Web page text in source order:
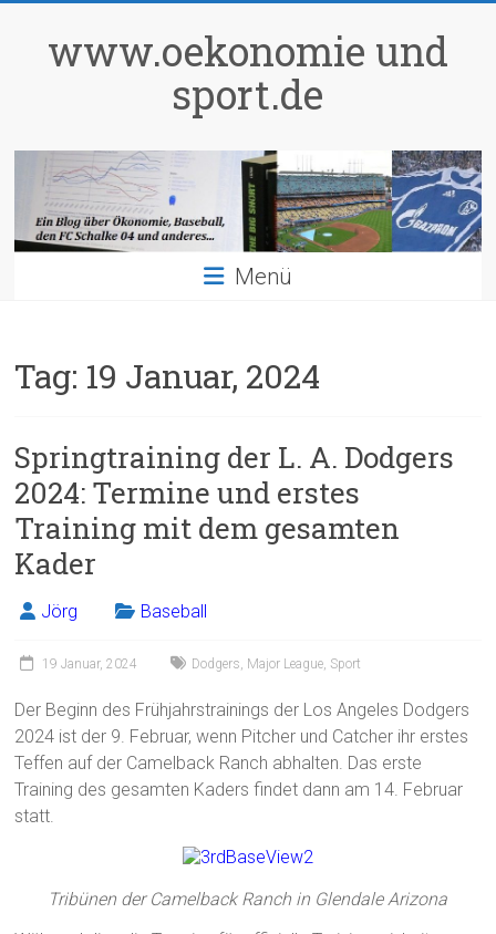
springenwww.oekonomie und
sport.de
Menü
Tag: 19 Januar, 2024
Springtraining der L. A. Dodgers
2024: Termine und erstes
Training mit dem gesamten
Kader
Jörg Baseball
19 Januar, 2024 Dodgers, Major League, Sport
Der Beginn des Frühjahrstrainings der Los Angeles Dodgers
2024 ist der 9. Februar, wenn Pitcher und Catcher ihr erstes
Teffen auf der Camelback Ranch abhalten. Das erste
Training des gesamten Kaders findet dann am 14. Februar
statt.
Tribünen der Camelback Ranch in Glendale Arizona